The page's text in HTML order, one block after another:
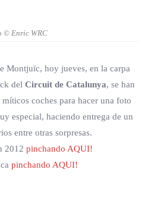
© Enric WRC
Montjuïc, hoy jueves, en la carpa
del Circuit de Catalunya, se han
coches para hacer una foto
especial, haciendo entrega de un
entre otras sorpresas.
2012 pinchando AQUI!
pinchando AQUI!